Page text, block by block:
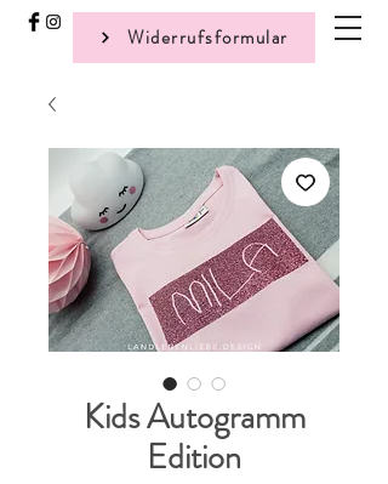
Widerrufsformular
Kids Autogramm
Edition